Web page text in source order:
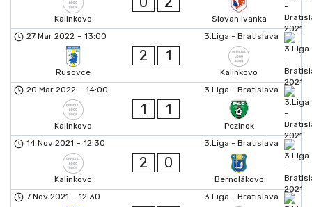
Kalinkovo
Slovan Ivanka
3.Liga - Bratislava
27 Mar 2022 - 13:00
Rusovce
2 1
Kalinkovo
3.Liga - Bratislava
20 Mar 2022 - 14:00
Kalinkovo
1 1
Pezinok
3.Liga - Bratislava
14 Nov 2021 - 12:30
Kalinkovo
2 0
Bernolákovo
3.Liga - Bratislava
7 Nov 2021 - 12:30